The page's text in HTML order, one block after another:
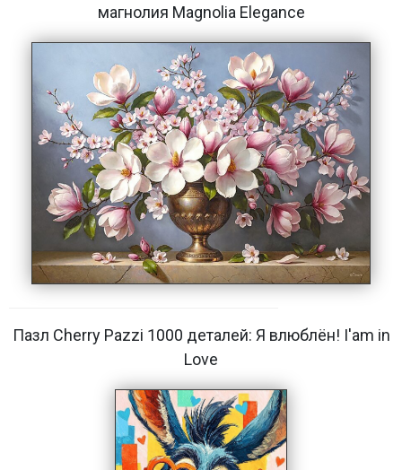
магнолия Magnolia Elegance
Пазл Cherry Pazzi 1000 деталей: Я влюблён! I'am in
Love